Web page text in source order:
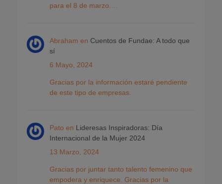
para el 8 de marzo.…
Abraham en Cuentos de Fundae: A todo que
sí
6 Mayo, 2024
Gracias por la información estaré pendiente
de este tipo de empresas.
Pato en Lideresas Inspiradoras: Día
Internacional de la Mujer 2024
13 Marzo, 2024
Gracias por juntar tanto talento femenino que
empodera y enriquece. Gracias por la